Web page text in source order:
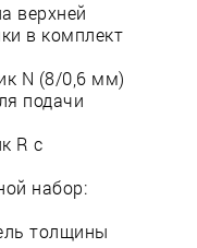
верхней
в комплект
N (8/0,6 мм)
подачи
R с
набор:
толщины